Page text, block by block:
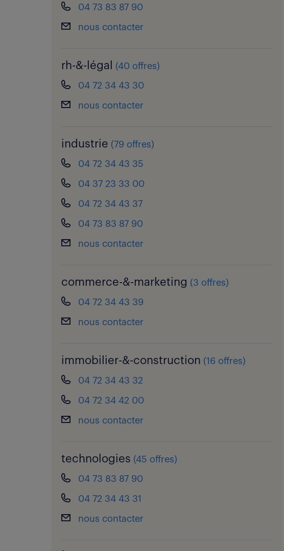
04 73 83 87 90
nous contacter
rh-&-légal (40 offres)
04 72 34 43 30
nous contacter
industrie (79 offres)
04 72 34 43 35
04 37 23 33 00
04 72 34 43 37
04 73 83 87 90
nous contacter
commerce-&-marketing (3 offres)
04 72 34 43 39
nous contacter
immobilier-&-construction (16 offres)
04 72 34 43 32
04 72 34 42 00
nous contacter
technologies (45 offres)
04 73 83 87 90
04 72 34 43 31
nous contacter